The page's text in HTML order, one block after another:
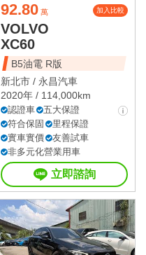
92.80 萬 加入比較
VOLVO
XC60
B5油電 R版
新北市 / 永昌汽車
2020年 / 114,000km
認證車
五大保證
符合保固
里程保證
實車實價
友善試車
非多元化營業用車
立即諮詢